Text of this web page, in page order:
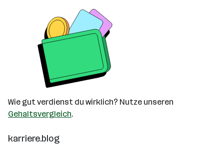
Wie gut verdienst du wirklich? Nutze unseren
Gehaltsvergleich.
karriere.blog